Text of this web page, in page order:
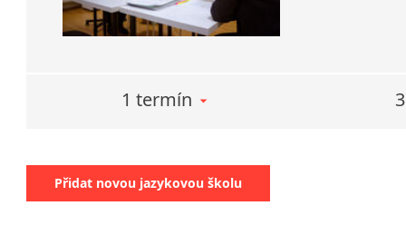
1 termín
Přidat novou jazykovou školu